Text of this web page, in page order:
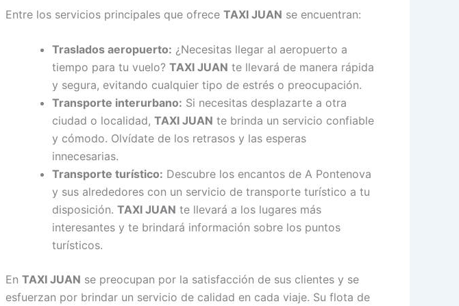
Entre los servicios principales que ofrece TAXI JUAN se encuentran:
Traslados aeropuerto: ¿Necesitas llegar al aeropuerto a
tiempo para tu vuelo? TAXI JUAN te llevará de manera rápida
y segura, evitando cualquier tipo de estrés o preocupación.
Transporte interurbano: Si necesitas desplazarte a otra
ciudad o localidad, TAXI JUAN te brinda un servicio confiable
y cómodo. Olvídate de los retrasos y las esperas
innecesarias.
Transporte turístico: Descubre los encantos de A Pontenova
y sus alrededores con un servicio de transporte turístico a tu
disposición. TAXI JUAN te llevará a los lugares más
interesantes y te brindará información sobre los puntos
turísticos.
En TAXI JUAN se preocupan por la satisfacción de sus clientes y se
esfuerzan por brindar un servicio de calidad en cada viaje. Su flota de